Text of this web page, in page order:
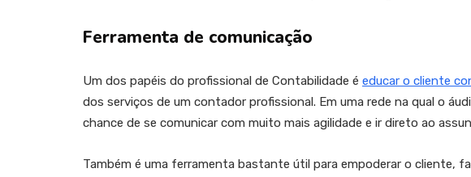
Ferramenta de comunicação
Um dos papéis do profissional de Contabilidade é educar o cliente
dos serviços de um contador profissional. Em uma rede na qual o
chance de se comunicar com muito mais agilidade e ir direto ao
Também é uma ferramenta bastante útil para empoderar o cliente,